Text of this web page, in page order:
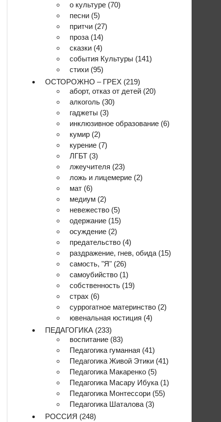
о культуре (70)
песни (5)
притчи (27)
проза (14)
сказки (4)
события Культуры (141)
стихи (95)
ОСТОРОЖНО – ГРЕХ (219)
аборт, отказ от детей (20)
алкоголь (30)
гаджеты (3)
инклюзивное образование (6)
кумир (2)
курение (7)
ЛГБТ (3)
лжеучителя (23)
ложь и лицемерие (2)
мат (6)
медиум (2)
невежество (5)
одержание (15)
осуждение (2)
предательство (4)
раздражение, гнев, обида (15)
самость, "Я" (26)
самоубийство (1)
собственность (19)
страх (6)
суррогатное материнство (2)
ювенальная юстиция (4)
ПЕДАГОГИКА (233)
воспитание (83)
Педагогика гуманная (41)
Педагогика Живой Этики (41)
Педагогика Макаренко (5)
Педагогика Масару Ибука (1)
Педагогика Монтессори (55)
Педагогика Шаталова (3)
РОССИЯ (248)